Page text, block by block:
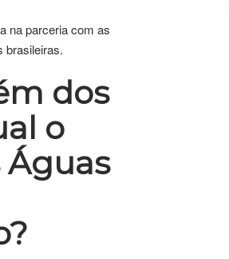
na parceria com as
brasileiras.
dos
o
Águas